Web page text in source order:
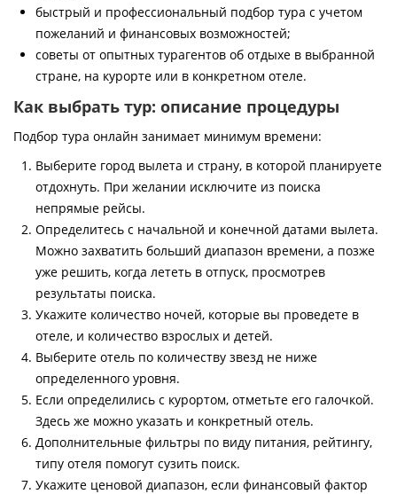
быстрый и профессиональный подбор тура с учетом
пожеланий и финансовых возможностей;
советы от опытных турагентов об отдыхе в выбранной
стране, на курорте или в конкретном отеле.
Как выбрать тур: описание процедуры
Подбор тура онлайн занимает минимум времени:
Выберите город вылета и страну, в которой планируете
отдохнуть. При желании исключите из поиска
непрямые рейсы.
Определитесь с начальной и конечной датами вылета.
Можно захватить больший диапазон времени, а позже
уже решить, когда лететь в отпуск, просмотрев
результаты поиска.
Укажите количество ночей, которые вы проведете в
отеле, и количество взрослых и детей.
Выберите отель по количеству звезд не ниже
определенного уровня.
Если определились с курортом, отметьте его галочкой.
Здесь же можно указать и конкретный отель.
Дополнительные фильтры по виду питания, рейтингу,
типу отеля помогут сузить поиск.
Укажите ценовой диапазон, если финансовый фактор